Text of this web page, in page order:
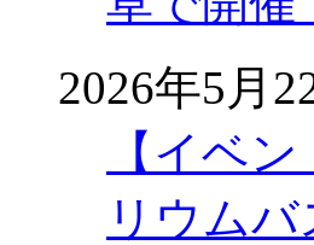
2026年5月
【イベ
リウム